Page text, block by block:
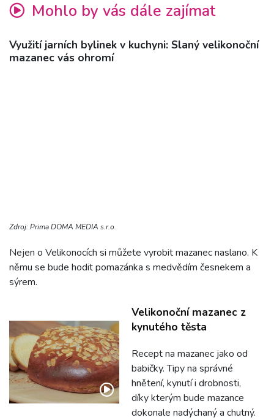
Mohlo by vás dále zajímat
Využití jarních bylinek v kuchyni: Slaný velikonoční
mazanec vás ohromí
Zdroj: Prima DOMA MEDIA s.r.o.
Nejen o Velikonocích si můžete vyrobit mazanec naslano. K
němu se bude hodit pomazánka s medvědím česnekem a
sýrem.
Velikonoční mazanec z
kynutého těsta
Recept na mazanec jako od
babičky. Tipy na správné
hnětení, kynutí i drobnosti,
díky kterým bude mazance
dokonale nadýchaný a chutný.